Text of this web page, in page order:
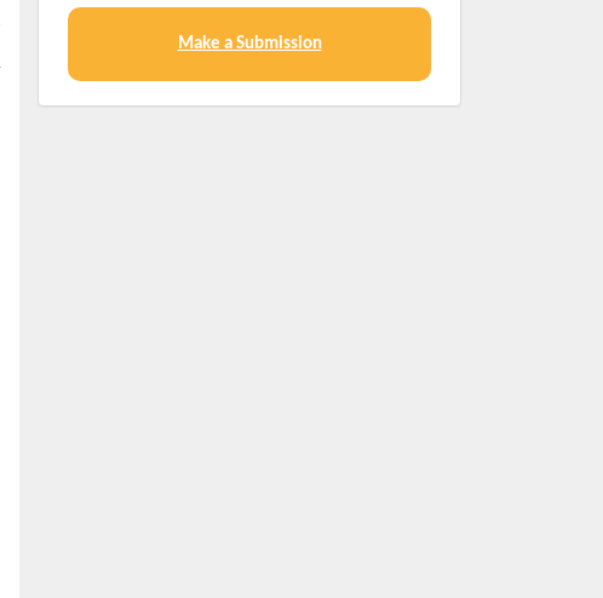
Make a Submission